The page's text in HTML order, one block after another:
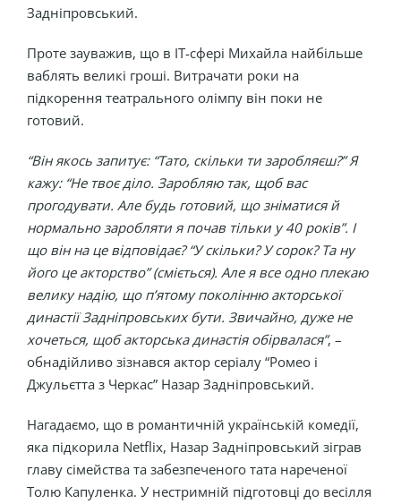
Задніпровський.
Проте зауважив, що в IT-сфері Михайла найбільше
ваблять великі гроші. Витрачати роки на
підкорення театрального олімпу він поки не
готовий.
“Він якось запитує: “Тато, скільки ти заробляєш?” Я
кажу: “Не твоє діло. Заробляю так, щоб вас
прогодувати. Але будь готовий, що зніматися й
нормально заробляти я почав тільки у 40 років”. І
що він на це відповідає? “У скільки? У сорок? Та ну
його це акторство” (сміється). Але я все одно плекаю
велику надію, що п’ятому поколінню акторської
династії Задніпровських бути. Звичайно, дуже не
хочеться, щоб акторська династія обірвалася”, –
обнадійливо зізнався актор серіалу “Ромео і
Джульєтта з Черкас” Назар Задніпровський.
Нагадаємо, що в романтичній українській комедії,
яка підкорила Netflix, Назар Задніпровський зіграв
главу сімейства та забезпеченого тата нареченої
Толю Капуленка. У нестримній підготовці до весілля